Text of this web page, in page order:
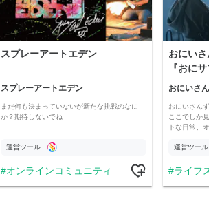
スプレーアートエデン
スプレーアートエデン
まだ何も決まっていないが新たな挑戦のなに
か？期待しないでね
運営ツール
オンラインコミュニティ
おにい
『おにサ
おにいさ
おにいさん
ここでしか
トな日常、
運営ツール
ライフ